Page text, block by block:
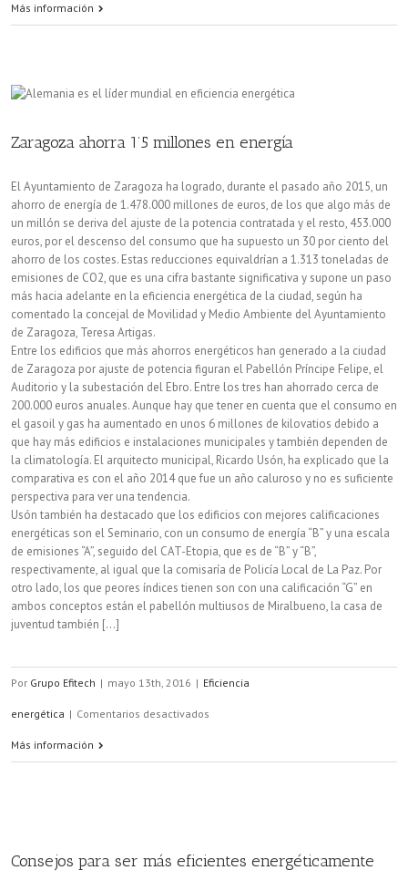
casi
en
la
factura
de
la
luz
Más información
Zaragoza ahorra 1’5 millones en energía
El Ayuntamiento de Zaragoza ha logrado, durante el pasado año 2015, un
ahorro de energía de 1.478.000 millones de euros, de los que algo más de
un millón se deriva del ajuste de la potencia contratada y el resto, 453.000
euros, por el descenso del consumo que ha supuesto un 30 por ciento del
ahorro de los costes. Estas reducciones equivaldrían a 1.313 toneladas de
emisiones de CO2, que es una cifra bastante significativa y supone un paso
más hacia adelante en la eficiencia energética de la ciudad, según ha
comentado la concejal de Movilidad y Medio Ambiente del Ayuntamiento
de Zaragoza, Teresa Artigas.
Entre los edificios que más ahorros energéticos han generado a la ciudad
de Zaragoza por ajuste de potencia figuran el Pabellón Príncipe Felipe, el
Auditorio y la subestación del Ebro. Entre los tres han ahorrado cerca de
200.000 euros anuales. Aunque hay que tener en cuenta que el consumo en
el gasoil y gas ha aumentado en unos 6 millones de kilovatios debido a
que hay más edificios e instalaciones municipales y también dependen de
la climatología. El arquitecto municipal, Ricardo Usón, ha explicado que la
comparativa es con el año 2014 que fue un año caluroso y no es suficiente
perspectiva para ver una tendencia.
Usón también ha destacado que los edificios con mejores calificaciones
energéticas son el Seminario, con un consumo de energía “B” y una escala
de emisiones “A”, seguido del CAT-Etopia, que es de “B” y “B”,
respectivamente, al igual que la comisaría de Policía Local de La Paz. Por
otro lado, los que peores índices tienen son con una calificación “G” en
ambos conceptos están el pabellón multiusos de Miralbueno, la casa de
juventud también [...]
Por Grupo Efitech | mayo 13th, 2016 | Eficiencia
energética | Comentarios desactivados
en
Más información
Consejos para ser más eficientes energéticamente